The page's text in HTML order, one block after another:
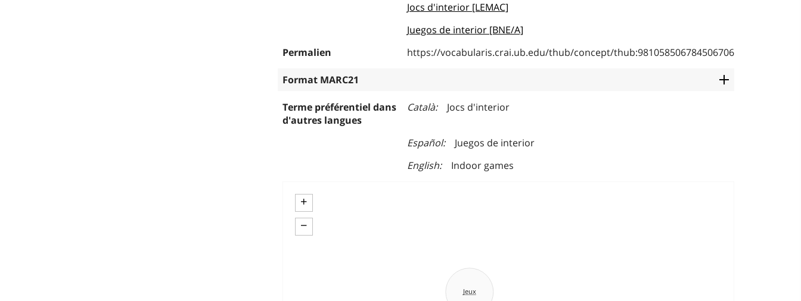
Jocs d'interior [LEMAC]
Juegos de interior [BNE/A]
Permalien
https://vocabularis.crai.ub.edu/thub/concept/thub:981058506784506706
Format MARC21
Terme préférentiel dans
d'autres langues
Català Jocs d'interior
Español
Juegos de interior
English
Indoor games
+
−
Jeux